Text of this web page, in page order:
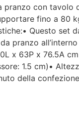
pranzo con tavolo
fino a 80
Questo set
pranzo
x 63P x 76.5A
1.5 cm)•
della